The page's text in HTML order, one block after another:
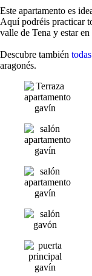
Este apartamento es
Aquí podréis practicar
valle de Tena y estar
Descubre también
aragonés.